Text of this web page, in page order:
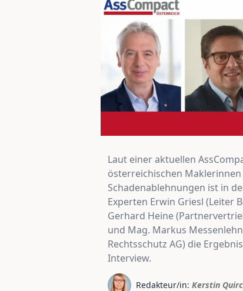
Laut einer aktuellen
österreichischen
Schadenablehnungen ist in
Experten Erwin Griesl (Leiter
Gerhard Heine
und Mag. Markus
Rechtsschutz AG) die
Interview.
Redakteur/in: Kerstin